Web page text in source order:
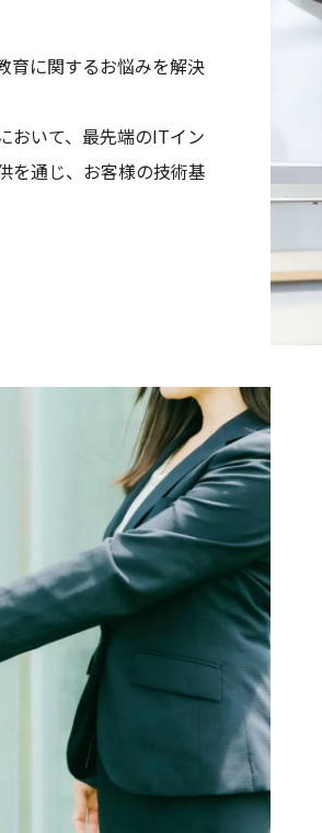
育に関するお悩みを解決
おいて、最先端のITイン
を通じ、お客様の技術基